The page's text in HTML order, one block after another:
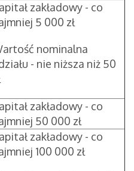
zakładowy - co
5 000 zł
nominalna
- nie niższa niż 50
zakładowy - co
50 000 zł
zakładowy - co
100 000 zł